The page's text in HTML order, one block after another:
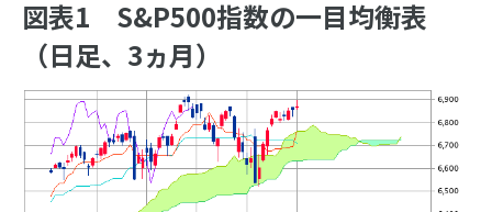
図表1 S&P500指数の一目均衡表
（日足、3ヵ月）